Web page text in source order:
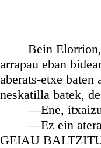
Bein Elorrion,
arrapau eban
aberats-etxe baten
neskatilla batek,
—Ene, itxaizu
—Ez ein atera,
GEIAU